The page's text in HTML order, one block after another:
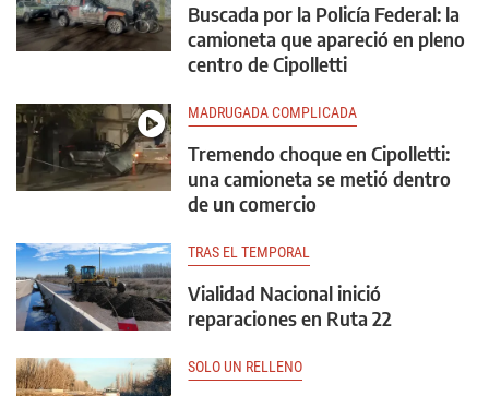
Buscada por la Policía Federal: la
camioneta que apareció en pleno
centro de Cipolletti
MADRUGADA COMPLICADA
Tremendo choque en Cipolletti:
una camioneta se metió dentro
de un comercio
TRAS EL TEMPORAL
Vialidad Nacional inició
reparaciones en Ruta 22
SOLO UN RELLENO